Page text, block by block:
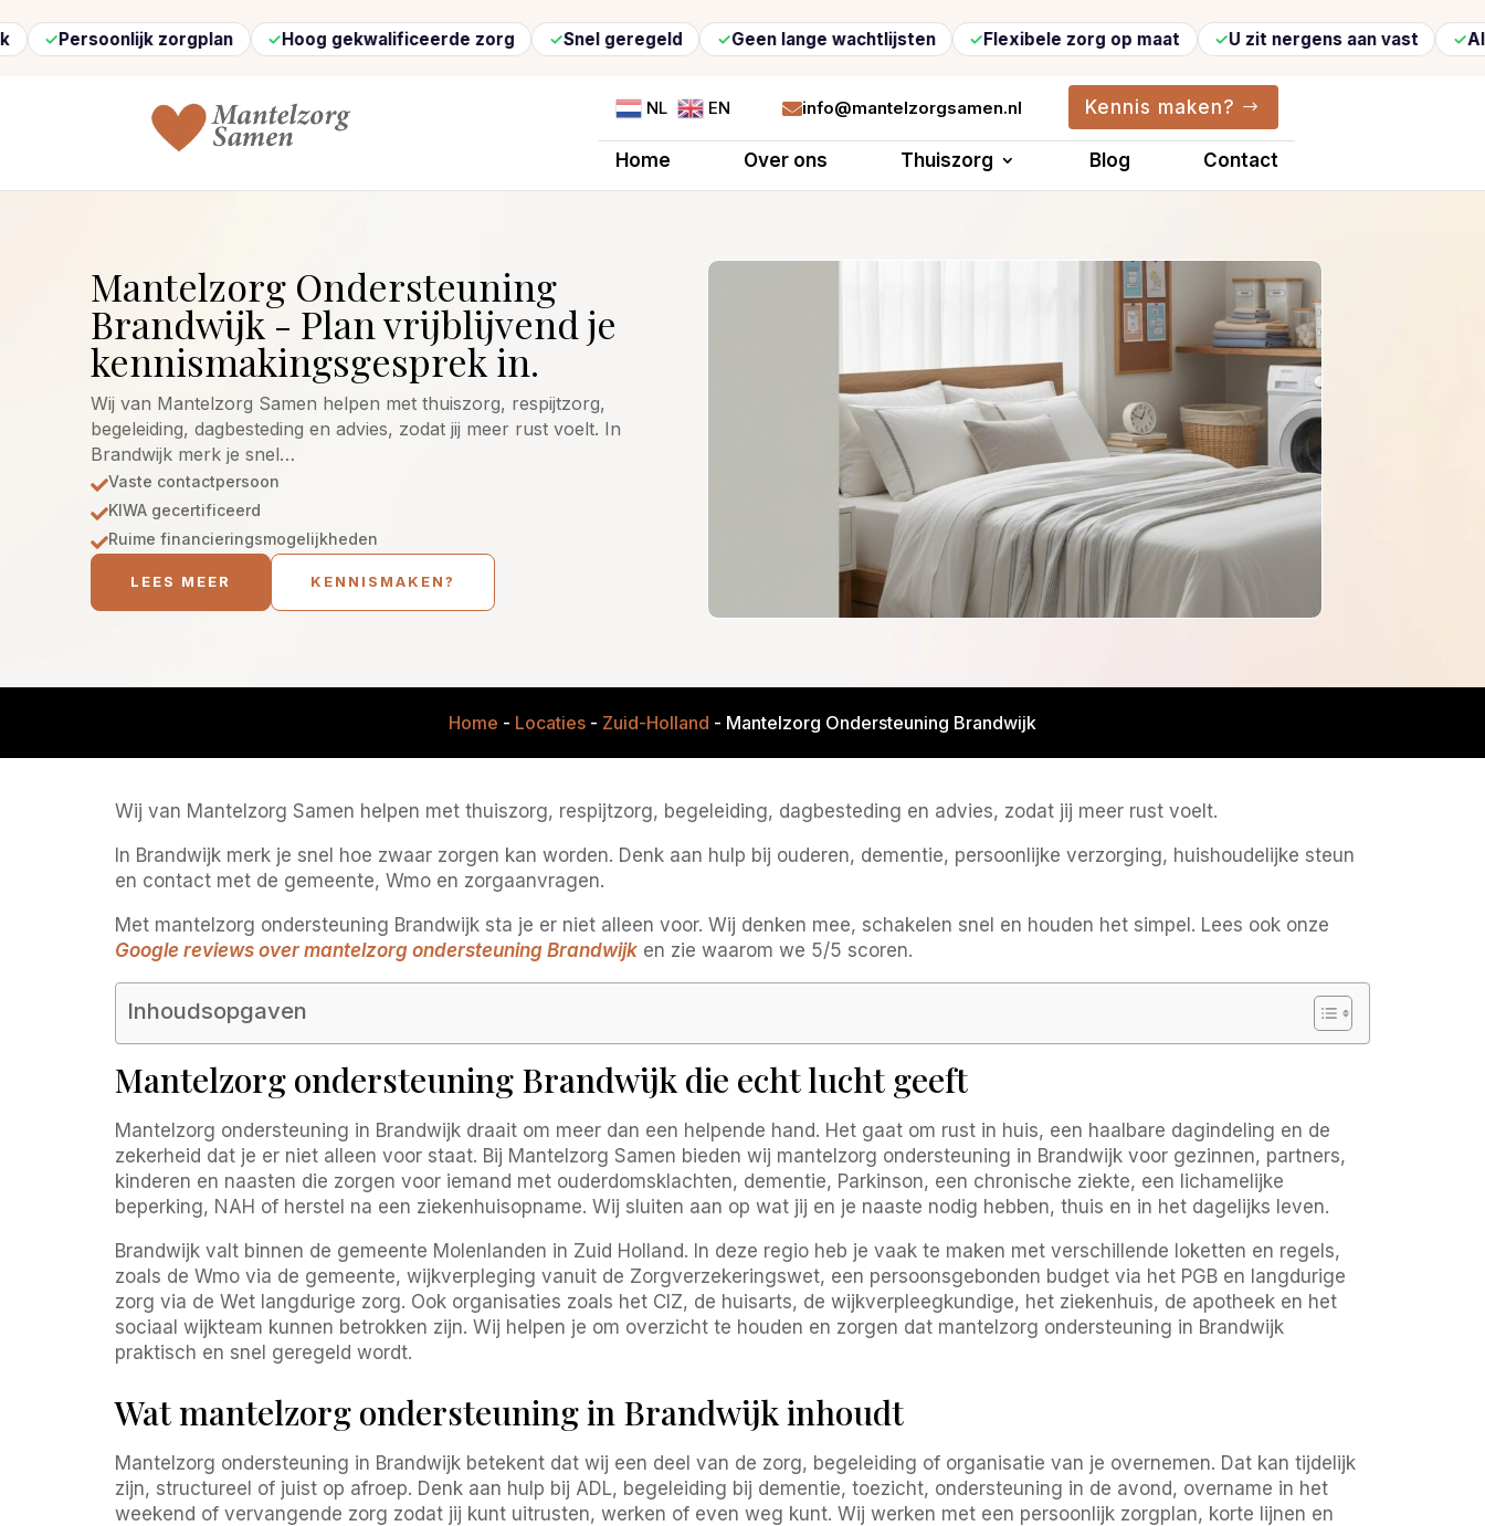
zorgplan Hoog gekwalificeerde zorg Snel geregeld Geen lange wachtlijsten Flexibele zorg op maat U zit nergens aan vast Altijd
NL EN info@mantelzorgsamen.nl Kennis maken?
Home Over ons Thuiszorg Blog Contact
Mantelzorg Ondersteuning
Brandwijk - Plan vrijblijvend je
kennismakingsgesprek in.
Wij van Mantelzorg Samen helpen met thuiszorg, respijtzorg,
begeleiding, dagbesteding en advies, zodat jij meer rust voelt. In
Brandwijk merk je snel…
Vaste contactpersoon
KIWA gecertificeerd
Ruime financieringsmogelijkheden
LEES MEER KENNISMAKEN?
Home - Locaties - Zuid-Holland - Mantelzorg Ondersteuning Brandwijk
Wij van Mantelzorg Samen helpen met thuiszorg, respijtzorg, begeleiding, dagbesteding en advies, zodat jij meer rust voelt.
In Brandwijk merk je snel hoe zwaar zorgen kan worden. Denk aan hulp bij ouderen, dementie, persoonlijke verzorging, huishoudelijke steun
en contact met de gemeente, Wmo en zorgaanvragen.
Met mantelzorg ondersteuning Brandwijk sta je er niet alleen voor. Wij denken mee, schakelen snel en houden het simpel. Lees ook onze
Google reviews over mantelzorg ondersteuning Brandwijk en zie waarom we 5/5 scoren.
Inhoudsopgaven
Mantelzorg ondersteuning Brandwijk die echt lucht geeft
Mantelzorg ondersteuning in Brandwijk draait om meer dan een helpende hand. Het gaat om rust in huis, een haalbare dagindeling en de
zekerheid dat je er niet alleen voor staat. Bij Mantelzorg Samen bieden wij mantelzorg ondersteuning in Brandwijk voor gezinnen, partners,
kinderen en naasten die zorgen voor iemand met ouderdomsklachten, dementie, Parkinson, een chronische ziekte, een lichamelijke
beperking, NAH of herstel na een ziekenhuisopname. Wij sluiten aan op wat jij en je naaste nodig hebben, thuis en in het dagelijks leven.
Brandwijk valt binnen de gemeente Molenlanden in Zuid Holland. In deze regio heb je vaak te maken met verschillende loketten en regels,
zoals de Wmo via de gemeente, wijkverpleging vanuit de Zorgverzekeringswet, een persoonsgebonden budget via het PGB en langdurige
zorg via de Wet langdurige zorg. Ook organisaties zoals het CIZ, de huisarts, de wijkverpleegkundige, het ziekenhuis, de apotheek en het
sociaal wijkteam kunnen betrokken zijn. Wij helpen je om overzicht te houden en zorgen dat mantelzorg ondersteuning in Brandwijk
praktisch en snel geregeld wordt.
Wat mantelzorg ondersteuning in Brandwijk inhoudt
Mantelzorg ondersteuning in Brandwijk betekent dat wij een deel van de zorg, begeleiding of organisatie van je overnemen. Dat kan tijdelijk
zijn, structureel of juist op afroep. Denk aan hulp bij ADL, begeleiding bij dementie, toezicht, ondersteuning in de avond, overname in het
weekend of vervangende zorg zodat jij kunt uitrusten, werken of even weg kunt. Wij werken met een persoonlijk zorgplan, korte lijnen en